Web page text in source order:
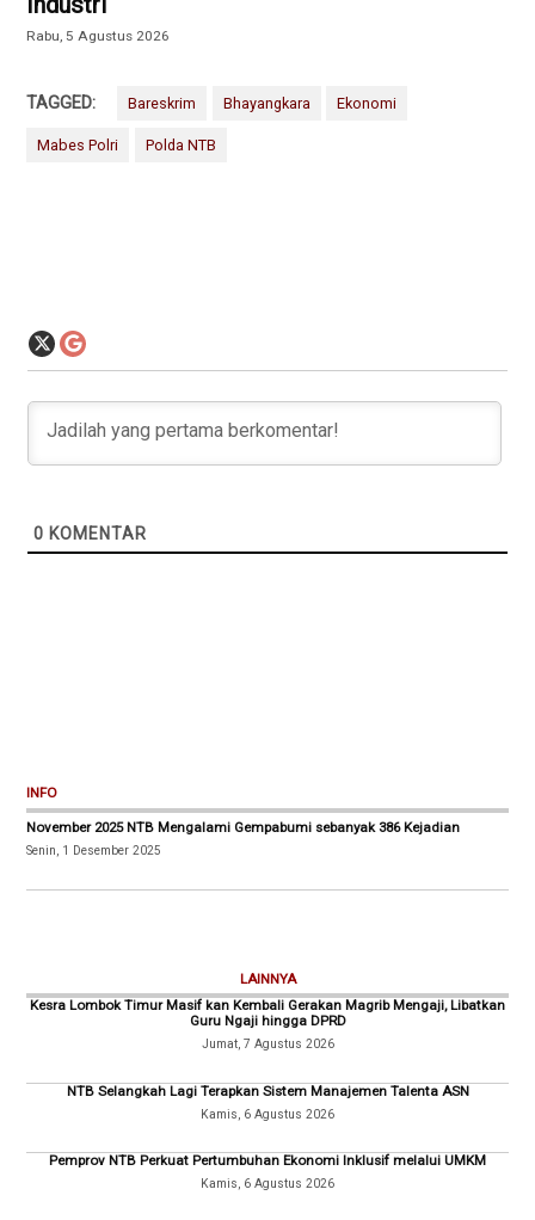
Rabu, 5 Agustus 2026
TAGGED: Bareskrim Bhayangkara Ekonomi
Mabes Polri Polda NTB
0 KOMENTAR
INFO
November 2025 NTB Mengalami Gempabumi sebanyak 386 Kejadian
Senin, 1 Desember 2025
LAINNYA
Kesra Lombok Timur Masif kan Kembali Gerakan Magrib Mengaji, Libatkan
Guru Ngaji hingga DPRD
Jumat, 7 Agustus 2026
NTB Selangkah Lagi Terapkan Sistem Manajemen Talenta ASN
Kamis, 6 Agustus 2026
Pemprov NTB Perkuat Pertumbuhan Ekonomi Inklusif melalui UMKM
Kamis, 6 Agustus 2026